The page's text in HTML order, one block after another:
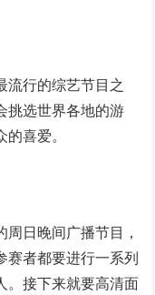
流行的综艺节目之
挑选世界各地的游
喜爱。
周日晚间广播节目，
赛者都要进行一系列
。接下来就要高清面